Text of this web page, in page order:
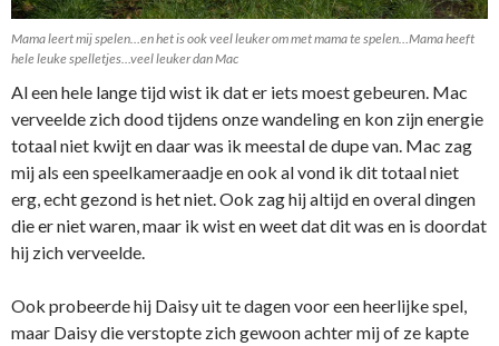
Mama leert mij spelen…en het is ook veel leuker om met mama te spelen…Mama heeft
hele leuke spelletjes…veel leuker dan Mac
Al een hele lange tijd wist ik dat er iets moest gebeuren. Mac
verveelde zich dood tijdens onze wandeling en kon zijn energie
totaal niet kwijt en daar was ik meestal de dupe van. Mac zag
mij als een speelkameraadje en ook al vond ik dit totaal niet
erg, echt gezond is het niet. Ook zag hij altijd en overal dingen
die er niet waren, maar ik wist en weet dat dit was en is doordat
hij zich verveelde.
Ook probeerde hij Daisy uit te dagen voor een heerlijke spel,
maar Daisy die verstopte zich gewoon achter mij of ze kapte